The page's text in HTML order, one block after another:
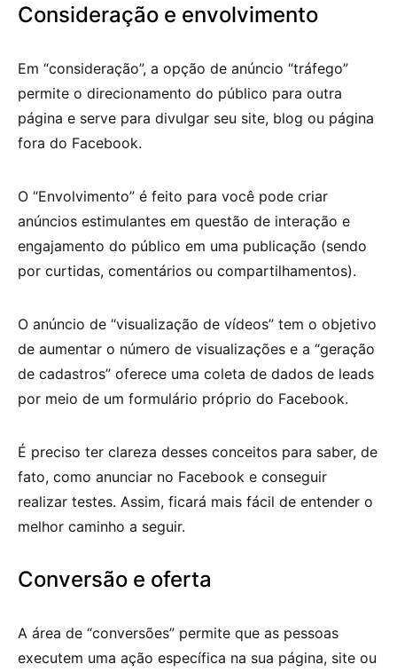
Consideração e envolvimento
Em “consideração”, a opção de anúncio “tráfego”
permite o direcionamento do público para outra
página e serve para divulgar seu site, blog ou página
fora do Facebook.
O “Envolvimento” é feito para você pode criar
anúncios estimulantes em questão de interação e
engajamento do público em uma publicação (sendo
por curtidas, comentários ou compartilhamentos).
O anúncio de “visualização de vídeos” tem o objetivo
de aumentar o número de visualizações e a “geração
de cadastros” oferece uma coleta de dados de leads
por meio de um formulário próprio do Facebook.
É preciso ter clareza desses conceitos para saber, de
fato, como anunciar no Facebook e conseguir
realizar testes. Assim, ficará mais fácil de entender o
melhor caminho a seguir.
Conversão e oferta
A área de “conversões” permite que as pessoas
executem uma ação específica na sua página, site ou